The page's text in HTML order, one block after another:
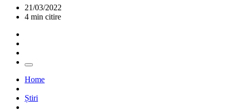
21/03/2022
4 min citire
Home
Știri